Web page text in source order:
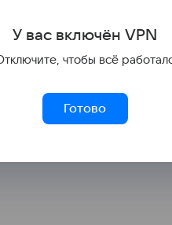
на платное
У вас включён VPN
чтобы всё
Готово